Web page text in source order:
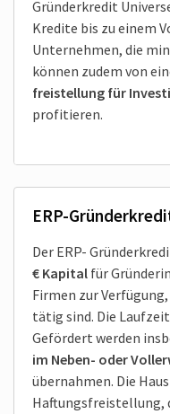
Gründerkredit
Kredite bis zu einem
Unternehmen, die
können zudem von
freistellung für
profitieren.
ERP-
Der ERP-
€ Kapital für
Firmen zur
tätig sind. Die
Gefördert werden
im Neben- oder
übernahmen. Die
Haftungs­freistellung,